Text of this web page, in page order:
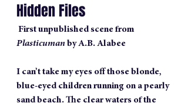
Hidden Files
First unpublished scene from
Plasticuman by A.B. Alabee
I can’t take my eyes off those blonde,
blue-eyed children running on a pearly
sand beach. The clear waters of the